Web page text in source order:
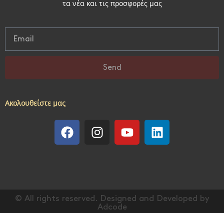
τα νέα και τις προσφορές μας
Send
Ακολουθείστε μας
© All rights reserved. Designed and Developed by
Adcode